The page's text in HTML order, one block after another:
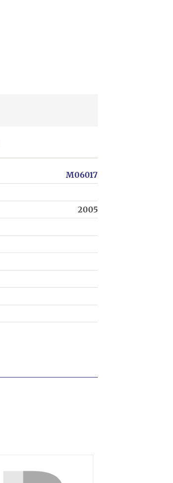
M06017
2005